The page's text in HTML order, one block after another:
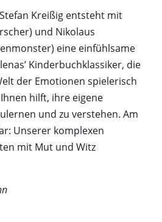
Kreißig entsteht mit
und Nikolaus
eine einfühlsame
Kinderbuchklassiker, die
der Emotionen spielerisch
hilft, ihre eigene
und zu verstehen. Am
Unserer komplexen
mit Mut und Witz